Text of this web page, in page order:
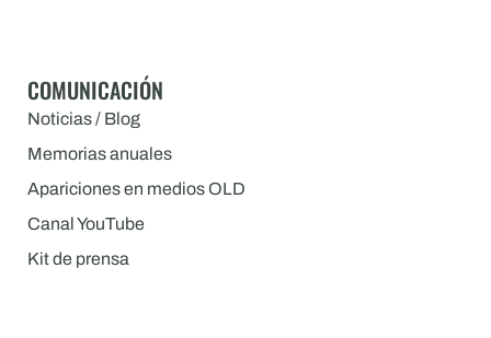
COMUNICACIÓN
Noticias / Blog
Memorias anuales
Apariciones en medios OLD
Canal YouTube
Kit de prensa